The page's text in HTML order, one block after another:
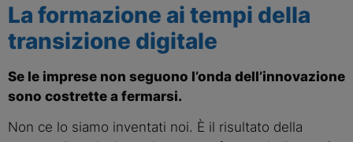
La formazione ai tempi della
transizione digitale
Se le imprese non seguono l’onda dell’innovazione
sono costrette a fermarsi.
Non ce lo siamo inventati noi. È il risultato della